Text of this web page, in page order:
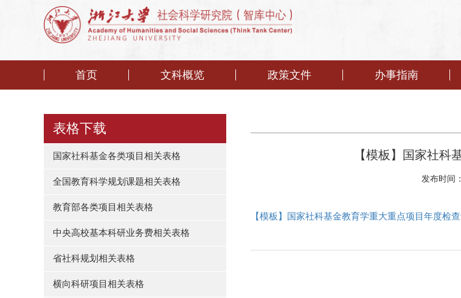
首页 文科概览 政策文件 办事指南
表格下载
国家社科基金各类项目相关表格
全国教育科学规划课题相关表格
教育部各类项目相关表格
中央高校基本科研业务费相关表格
省社科规划相关表格
横向科研项目相关表格
【模板】国家社科
发布时间
【模板】国家社科基金教育学重大重点项目年度检